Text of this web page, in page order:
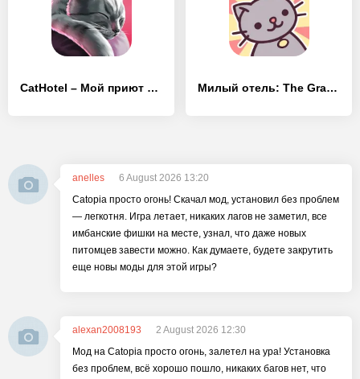
CatHotel – Мой приют для кошек Милый отель: The Grand Meow
anelles
6 August 2026 13:20
Catopia просто огонь! Скачал мод, установил без проблем
— легкотня. Игра летает, никаких лагов не заметил, все
имбанские фишки на месте, узнал, что даже новых
питомцев завести можно. Как думаете, будете закрутить
еще новы моды для этой игры?
alexan2008193
2 August 2026 12:30
Мод на Catopia просто огонь, залетел на ура! Установка
без проблем, всё хорошо пошло, никаких багов нет, что